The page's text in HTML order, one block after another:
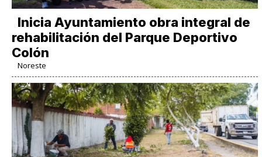
Inicia Ayuntamiento obra integral de
rehabilitación del Parque Deportivo
Colón
Noreste